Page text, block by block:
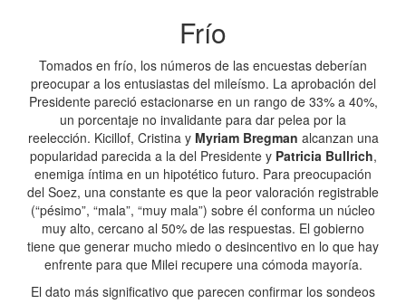
Frío
Tomados en frío, los números de las encuestas deberían
preocupar a los entusiastas del mileísmo. La aprobación del
Presidente pareció estacionarse en un rango de 33% a 40%,
un porcentaje no invalidante para dar pelea por la
reelección. Kicillof, Cristina y Myriam Bregman alcanzan una
popularidad parecida a la del Presidente y Patricia Bullrich,
enemiga íntima en un hipotético futuro. Para preocupación
del Soez, una constante es que la peor valoración registrable
(“pésimo”, “mala”, “muy mala”) sobre él conforma un núcleo
muy alto, cercano al 50% de las respuestas. El gobierno
tiene que generar mucho miedo o desincentivo en lo que hay
enfrente para que Milei recupere una cómoda mayoría.
El dato más significativo que parecen confirmar los sondeos